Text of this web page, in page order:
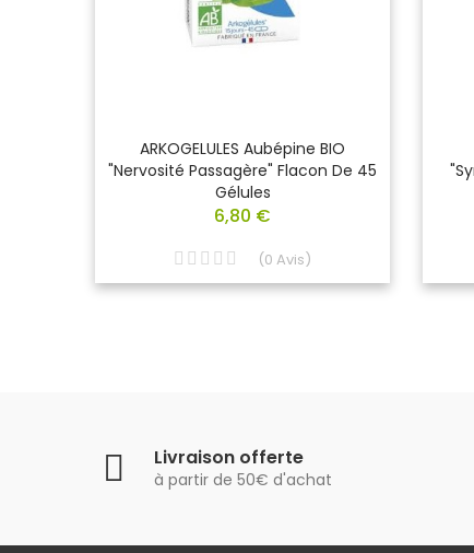
ARKOGELULES Aubépine BIO
"nervosité Passagère" Flacon De 45
Gélules
6,80 €
(0 Avis)
Livraison offerte
à partir de 50€ d'achat